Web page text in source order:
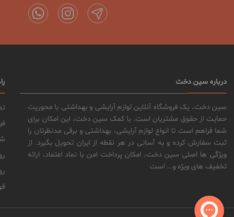
درباره سین دخت
سین دخت، یک فروشگاه آنلاین لوازم آرایشی و بهداشتی با محوریت
حمایت از حقوق مشتریان است. با کمک سین دخت، این امکان برای
شما فراهم است تا انواع لوازم آرایشی، بهداشتی و برقی مدنظرتان را
ثبت سفارش کرده و به آسانی در هر نقطه از ایران تحویل بگیرد. از
ویژگی ها اصلی سین دخت، امکان پرداخت امن با نماد اعتماد، ارائه
تخفیف های ویژه و... است